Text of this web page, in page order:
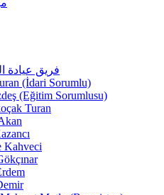
فريق عيادة
(İdari Sorumlu)
(Eğitim Sorumlusu)
Turan
Kahveci